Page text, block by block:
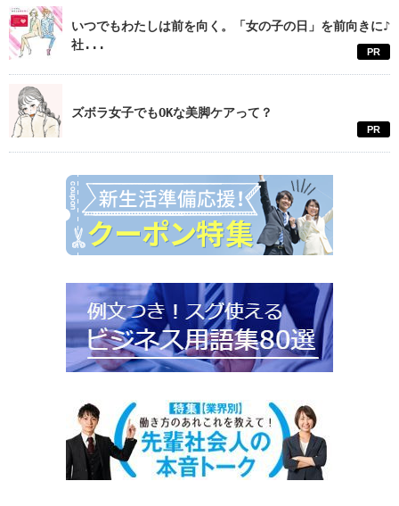
いつでもわたしは前を向く。「女の子の日」を前向きに♪
社...
PR
ズボラ女子でもOKな美脚ケアって？
PR